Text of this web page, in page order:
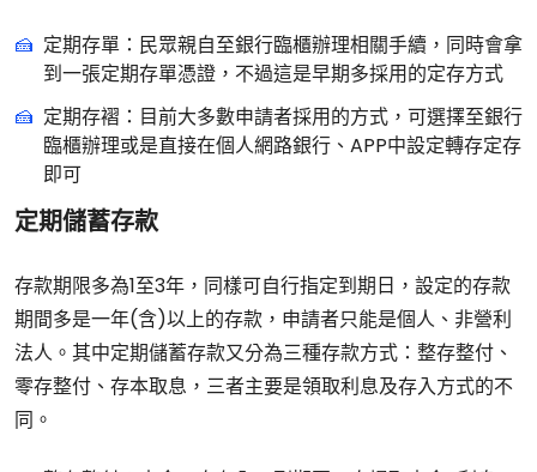
定期存單：民眾親自至銀行臨櫃辦理相關手續，同時會拿
到一張定期存單憑證，不過這是早期多採用的定存方式
定期存褶：目前大多數申請者採用的方式，可選擇至銀行
臨櫃辦理或是直接在個人網路銀行、APP中設定轉存定存
即可
定期儲蓄存款
存款期限多為1至3年，同樣可自行指定到期日，設定的存款
期間多是一年(含)以上的存款，申請者只能是個人、非營利
法人。其中定期儲蓄存款又分為三種存款方式：整存整付、
零存整付、存本取息，三者主要是領取利息及存入方式的不
同。